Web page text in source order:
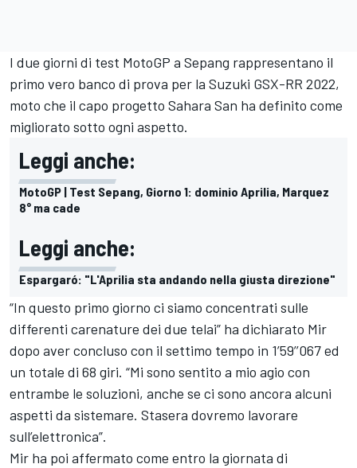
I due giorni di test MotoGP a Sepang rappresentano il
primo vero banco di prova per la Suzuki GSX-RR 2022,
moto che il capo progetto Sahara San ha definito come
migliorato sotto ogni aspetto.
Leggi anche:
MotoGP | Test Sepang, Giorno 1: dominio Aprilia, Marquez
8° ma cade
Leggi anche:
Espargaró: "L'Aprilia sta andando nella giusta direzione"
“In questo primo giorno ci siamo concentrati sulle
differenti carenature dei due telai” ha dichiarato Mir
dopo aver concluso con il settimo tempo in 1’59’’067 ed
un totale di 68 giri. “Mi sono sentito a mio agio con
entrambe le soluzioni, anche se ci sono ancora alcuni
aspetti da sistemare. Stasera dovremo lavorare
sull’elettronica”.
Mir ha poi affermato come entro la giornata di